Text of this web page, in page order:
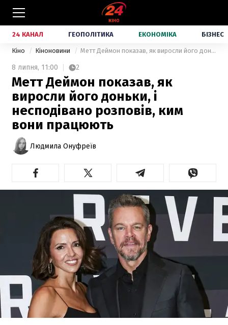
24 КАНАЛ ГЕОПОЛІТИКА ЕКОНОМІКА БІЗНЕС
Кіно Кіноновини Метт Деймон показав, як виросли його доньки, і несподівано розповів, ким вони працюють
8 липня, 11:00 2
Метт Деймон показав, як
виросли його доньки, і
несподівано розповів, ким
вони працюють
Людмила Онуфреїв